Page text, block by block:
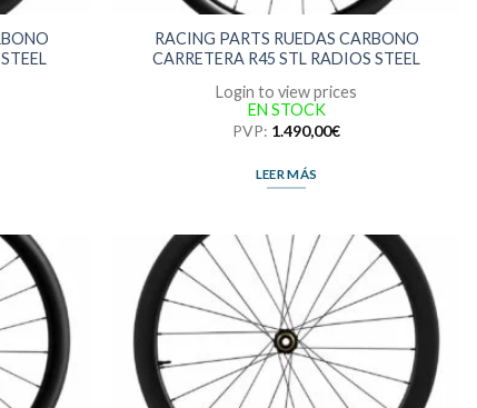
RACING PARTS RUEDAS CARBONO
CARRETERA R45 STL RADIOS STEEL
Login to view prices
EN STOCK
PVP: 1.490,00€
LEER MÁS